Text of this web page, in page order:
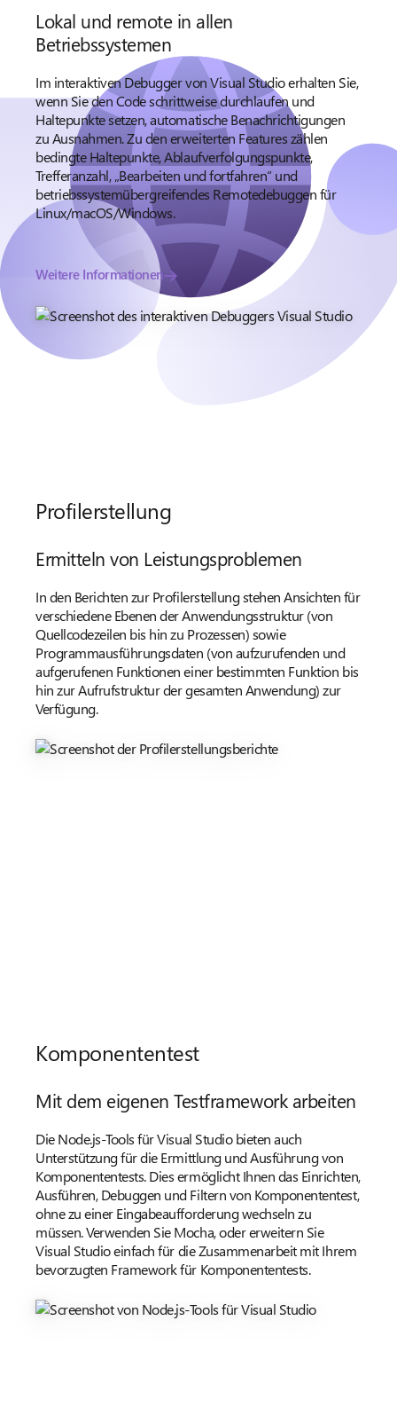
Lokal und remote in allen
Betriebssystemen
Im interaktiven Debugger von Visual Studio erhalten Sie,
wenn Sie den Code schrittweise durchlaufen und
Haltepunkte setzen, automatische Benachrichtigungen
zu Ausnahmen. Zu den erweiterten Features zählen
bedingte Haltepunkte, Ablaufverfolgungspunkte,
Trefferanzahl, „Bearbeiten und fortfahren“ und
betriebssystemübergreifendes Remotedebuggen für
Linux/macOS/Windows.
Weitere Informationen
Profilerstellung
Ermitteln von Leistungsproblemen
In den Berichten zur Profilerstellung stehen Ansichten für
verschiedene Ebenen der Anwendungsstruktur (von
Quellcodezeilen bis hin zu Prozessen) sowie
Programmausführungsdaten (von aufzurufenden und
aufgerufenen Funktionen einer bestimmten Funktion bis
hin zur Aufrufstruktur der gesamten Anwendung) zur
Verfügung.
Komponententest
Mit dem eigenen Testframework arbeiten
Die Node.js-Tools für Visual Studio bieten auch
Unterstützung für die Ermittlung und Ausführung von
Komponententests. Dies ermöglicht Ihnen das Einrichten,
Ausführen, Debuggen und Filtern von Komponententest,
ohne zu einer Eingabeaufforderung wechseln zu
müssen. Verwenden Sie Mocha, oder erweitern Sie
Visual Studio einfach für die Zusammenarbeit mit Ihrem
bevorzugten Framework für Komponententests.